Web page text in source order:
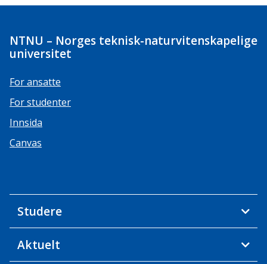
NTNU – Norges teknisk-naturvitenskapelige
universitet
For ansatte
For studenter
Innsida
Canvas
Studere
Aktuelt